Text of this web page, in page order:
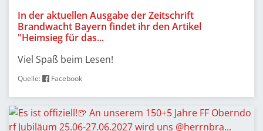
In der aktuellen Ausgabe der Zeitschrift
Brandwacht Bayern findet ihr den Artikel
"Heimsieg für das...
Viel Spaß beim Lesen!
Quelle: Facebook